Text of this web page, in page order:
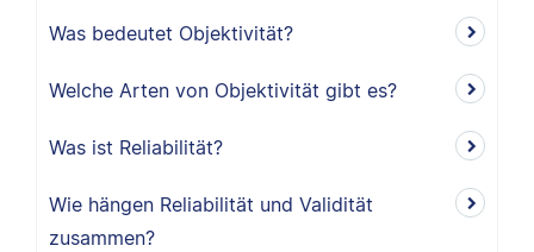
Was bedeutet Objektivität?
Welche Arten von Objektivität gibt es?
Was ist Reliabilität?
Wie hängen Reliabilität und Validität
zusammen?